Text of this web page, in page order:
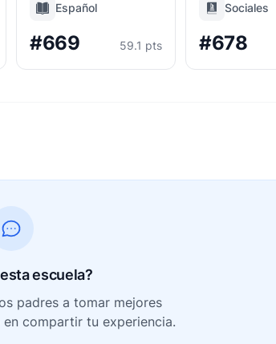
Español
#669 59.1 pts
Sociales
#678
escuela?
padres a tomar mejores
compartir tu experiencia.